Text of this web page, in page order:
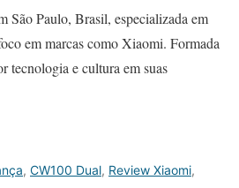
São Paulo, Brasil, especializada em
em marcas como Xiaomi. Formada
tecnologia e cultura em suas
, CW100 Dual, Review Xiaomi,